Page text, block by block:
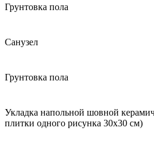
Грунтовка пола
Санузел
Грунтовка пола
Укладка напольной шовной
плитки одного рисунка 30х30 см)